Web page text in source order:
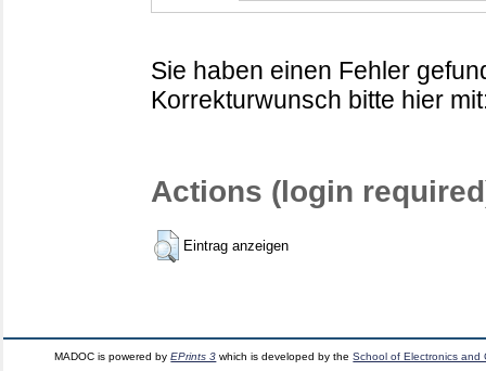
Sie haben einen Fehler
Korrekturwunsch bitte hier
Actions (login
Eintrag anzeigen
MADOC is powered byEPrints 3 which is developed by theSchool of Electronics and